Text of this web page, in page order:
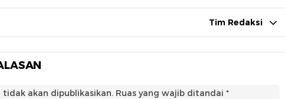
Tim Redaksi
akan dipublikasikan. Ruas yang wajib ditandai *